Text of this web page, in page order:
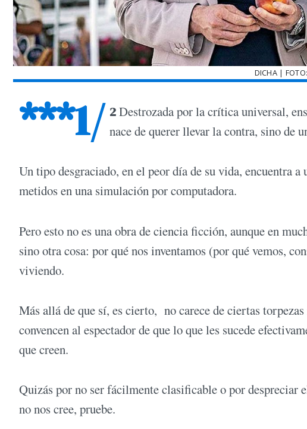
DICHA |
***1/ 2Destrozada por la crítica universal,
nace de querer llevar la contra, sino de
Un tipo desgraciado, en el peor día de su vida, encuentra
metidos en una simulación por computadora.
Pero esto no es una obra de ciencia ficción, aunque en
sino otra cosa: por qué nos inventamos (por qué vemos,
viviendo.
Más allá de que sí, es cierto, no carece de ciertas
convencen al espectador de que lo que les sucede
que creen.
Quizás por no ser fácilmente clasificable o por
no nos cree, pruebe.